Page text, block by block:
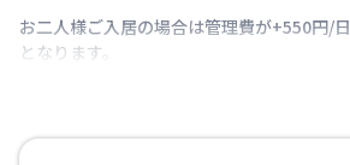
お二人様ご入居の場合は管理費が+550円/日
となります。